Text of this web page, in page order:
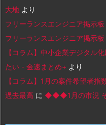
大地 より
フリーランスエンジニア掲示板
フリーランスエンジニア掲示板
【コラム】中小企業デジタル
たい - 金速まとめ+ より
【コラム】1月の案件希望者
過去最高 に ◆◆◆1月の市況